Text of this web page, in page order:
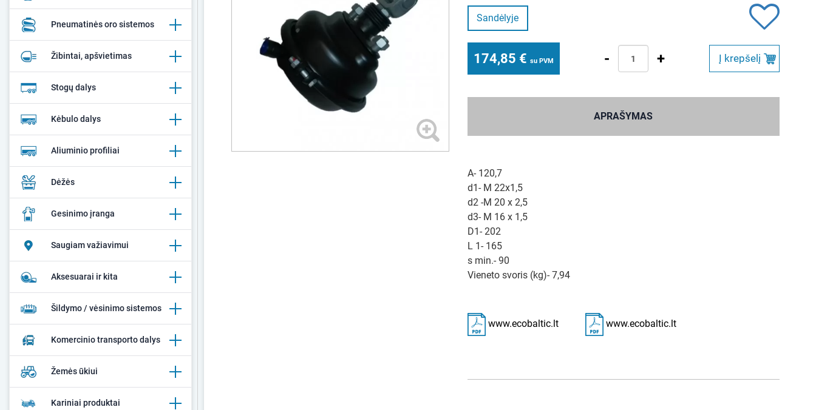
Pneumatinės oro sistemos
Žibintai, apšvietimas
Stogų dalys
Kėbulo dalys
Aliuminio profiliai
Dėžės
Gesinimo įranga
Saugiam važiavimui
Aksesuarai ir kita
Šildymo / vėsinimo sistemos
Komercinio transporto dalys
Žemės ūkiui
Kariniai produktai
Sandėlyje
174,85 € su PVM - + Į krepšelį
APRAŠYMAS
A- 120,7
d1- M 22x1,5
d2 -M 20 x 2,5
d3- M 16 x 1,5
D1- 202
L 1- 165
s min.- 90
Vieneto svoris (kg)- 7,94
www.ecobaltic.lt www.ecobaltic.lt